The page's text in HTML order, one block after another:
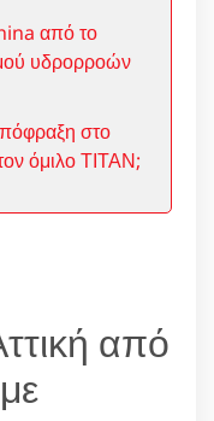
από το
υδρορροών
στο
όμιλο ΤΙΤΑΝ;
από